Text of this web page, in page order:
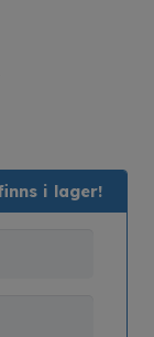
i lager!